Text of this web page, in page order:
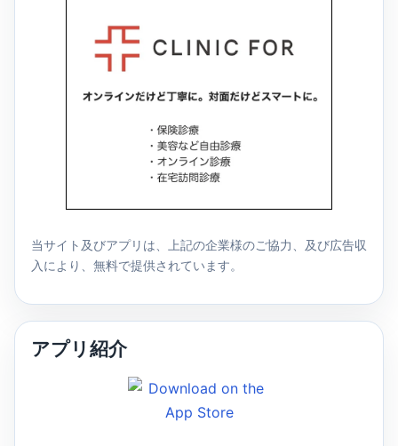
当サイト及びアプリは、上記の企業様のご協力、及び広告収
入により、無料で提供されています。
アプリ紹介